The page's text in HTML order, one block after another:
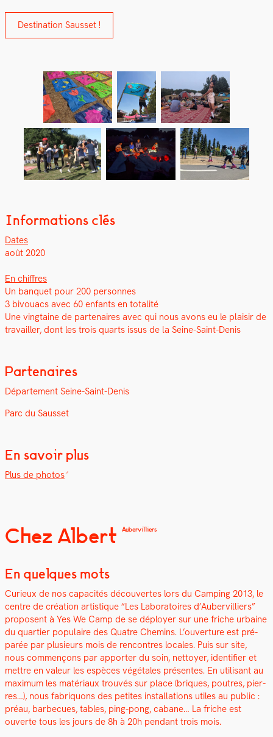
Des­ti­na­tion Saus­set !
Informations clés
Dates
août 2020
En chiffres
Un ban­quet pour 200 per­son­nes
3 bivouacs avec 60 enfants en total­ité
Une ving­taine de parte­naires avec qui nous avons eu le plaisir de
tra­vailler, dont les trois quarts issus de la Seine-Saint-Denis
Partenaires
Départe­ment Seine-Saint-Denis
Parc du Saus­set
En savoir plus
Plus de pho­tos
Chez Albert Aubervilliers
En quelques mots
Curieux de nos capac­ités décou­vertes lors du Camp­ing 2013, le
cen­tre de créa­tion artis­tique “Les Lab­o­ra­toires d’Aubervilliers”
pro­posent à Yes We Camp de se déploy­er sur une friche urbaine
du quarti­er pop­u­laire des Qua­tre Chemins. L’ouverture est pré­
parée par plusieurs mois de ren­con­tres locales. Puis sur site,
nous com­mençons par apporter du soin, net­toy­er, iden­ti­fi­er et
met­tre en valeur les espèces végé­tales présentes. En util­isant au
max­i­mum les matéri­aux trou­vés sur place (briques, poutres, pier­
res…), nous fab­riquons des petites instal­la­tions utiles au pub­lic :
préau, bar­be­cues, tables, ping-pong, cabane… La friche est
ouverte tous les jours de 8h à 20h pen­dant trois mois.